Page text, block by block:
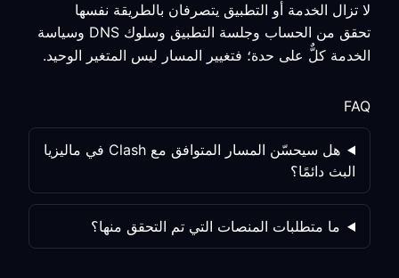
لا تزال الخدمة أو التطبيق يتصرفان بالطريقة نفسها
تحقق من الحساب وجلسة التطبيق وسلوك DNS وسياسة
الخدمة كلٌّ على حدة؛ فتغيير المسار ليس المتغير الوحيد.
FAQ
هل سيحسّن المسار المتوافق مع Clash في ماليزيا
البث دائمًا؟
ما متطلبات المنصات التي تم التحقق منها؟